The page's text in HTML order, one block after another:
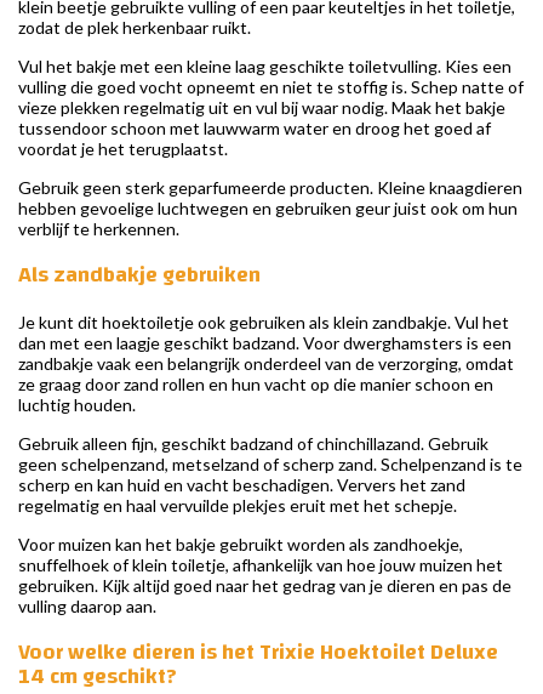
klein beetje gebruikte vulling of een paar keuteltjes in het toiletje,
zodat de plek herkenbaar ruikt.
Vul het bakje met een kleine laag geschikte toiletvulling. Kies een
vulling die goed vocht opneemt en niet te stoffig is. Schep natte of
vieze plekken regelmatig uit en vul bij waar nodig. Maak het bakje
tussendoor schoon met lauwwarm water en droog het goed af
voordat je het terugplaatst.
Gebruik geen sterk geparfumeerde producten. Kleine knaagdieren
hebben gevoelige luchtwegen en gebruiken geur juist ook om hun
verblijf te herkennen.
Als zandbakje gebruiken
Je kunt dit hoektoiletje ook gebruiken als klein zandbakje. Vul het
dan met een laagje geschikt badzand. Voor dwerghamsters is een
zandbakje vaak een belangrijk onderdeel van de verzorging, omdat
ze graag door zand rollen en hun vacht op die manier schoon en
luchtig houden.
Gebruik alleen fijn, geschikt badzand of chinchillazand. Gebruik
geen schelpenzand, metselzand of scherp zand. Schelpenzand is te
scherp en kan huid en vacht beschadigen. Ververs het zand
regelmatig en haal vervuilde plekjes eruit met het schepje.
Voor muizen kan het bakje gebruikt worden als zandhoekje,
snuffelhoek of klein toiletje, afhankelijk van hoe jouw muizen het
gebruiken. Kijk altijd goed naar het gedrag van je dieren en pas de
vulling daarop aan.
Voor welke dieren is het Trixie Hoektoilet Deluxe
14 cm geschikt?